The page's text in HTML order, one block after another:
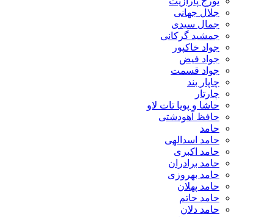
جلال جهانی
جمال سیدی
جمشید گرکانی
جواد خاکپور
جواد فیض
جواد قسمت
چاپار بند
چارتار
حاشا و پویا تات لاو
حافظ آهودشتی
حامد
حامد اسدالهی
حامد اکبری
حامد برادران
حامد بهروزی
حامد پهلان
حامد حاتم
حامد دلان